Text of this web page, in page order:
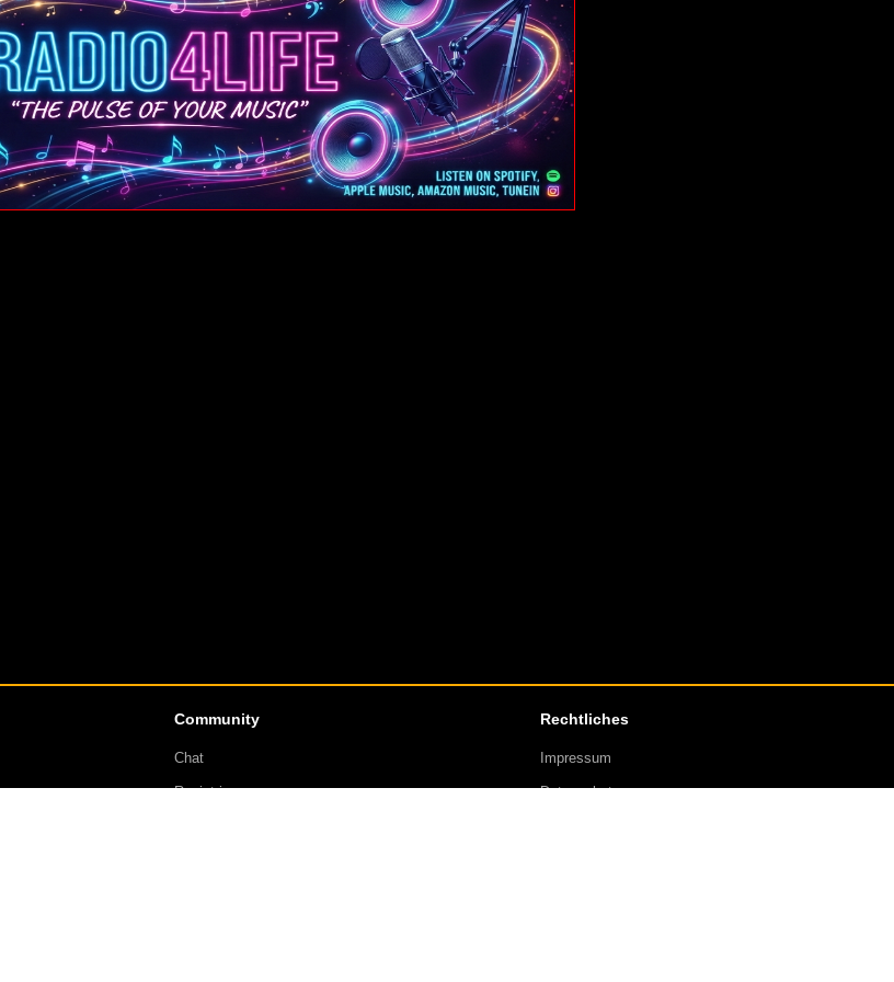
Community
Chat
Registrieren
Rechtliches
Impressum
Datenschutz